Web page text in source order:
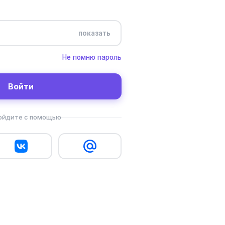
показать
Не помню пароль
Войти
с помощью